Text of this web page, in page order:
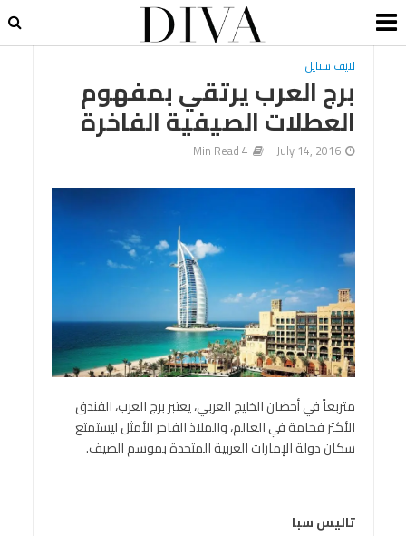
لايف ستايل
برج العرب يرتقي بمفهوم
العطلات الصيفية الفاخرة
July 14, 2016
4 Min Read
متربعاً في أحضان الخليج العربي، يعتبر برج العرب، الفندق
الأكثر فخامة في العالم، والملاذ الفاخر الأمثل ليستمتع
سكان دولة الإمارات العربية المتحدة بموسم الصيف.
تاليس سبا